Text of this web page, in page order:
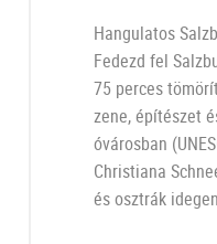
Hangulatos
Fedezd fel
75 perces
zene, építészet
óvárosban
Christiana
és osztrák